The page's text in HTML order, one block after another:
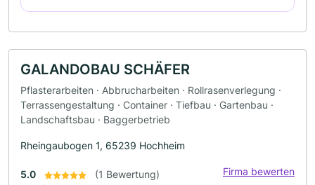
GALANDOBAU SCHÄFER
Pflasterarbeiten · Abbrucharbeiten · Rollrasenverlegung ·
Terrassengestaltung · Container · Tiefbau · Gartenbau ·
Landschaftsbau · Baggerbetrieb
Rheingaubogen 1, 65239 Hochheim
5.0 (1 Bewertung) Firma bewerten